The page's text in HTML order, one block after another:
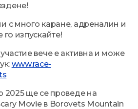
с много каране, адреналин и
изпускайте!
вече е активна и може
www.race-
2025 ще се проведе на
Movie в Borovets Mountain